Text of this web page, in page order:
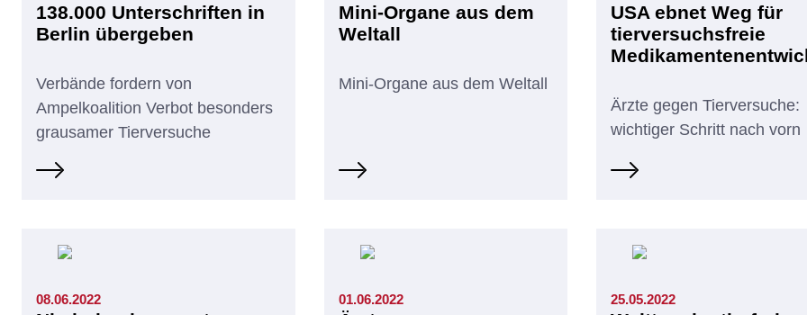
138.000 Unterschriften in
Berlin übergeben
Verbände fordern von
Ampelkoalition Verbot besonders
grausamer Tierversuche
Mini-Organe aus dem
Weltall
Mini-Organe aus dem Weltall
USA ebnet Weg für
tierversuchsfreie
Ärzte gegen Tierversuche:
wichtiger Schritt nach vorn
08.06.2022 01.06.2022 25.05.2022